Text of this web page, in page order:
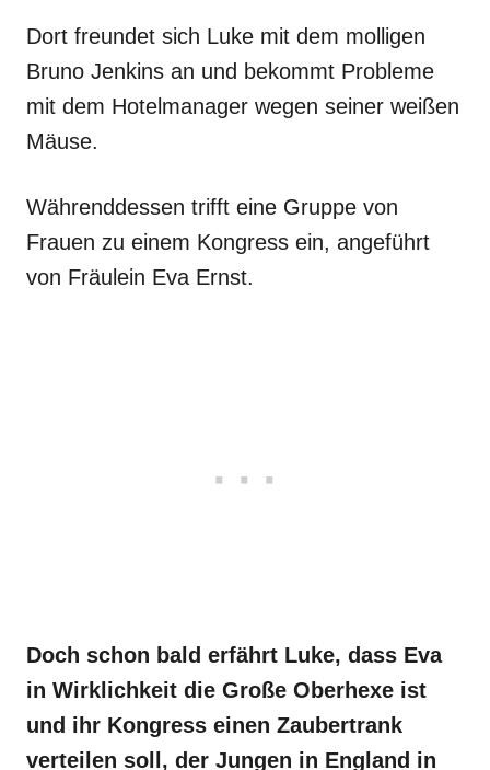
Dort freundet sich Luke mit dem molligen
Bruno Jenkins an und bekommt Probleme
mit dem Hotelmanager wegen seiner weißen
Mäuse.
Währenddessen trifft eine Gruppe von
Frauen zu einem Kongress ein, angeführt
von Fräulein Eva Ernst.
Doch schon bald erfährt Luke, dass Eva
in Wirklichkeit die Große Oberhexe ist
und ihr Kongress einen Zaubertrank
verteilen soll, der Jungen in England in